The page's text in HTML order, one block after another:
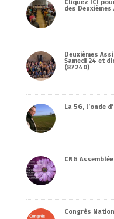
Cliquez ICI
des
Deuxièmes
Samedi 24 et
(87240)
La 5G, l’onde
CNG
Congrès